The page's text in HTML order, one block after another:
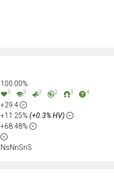
100.00%
3 3 3 2 3 4
+29.4
+11.25% (+0.3% HV)
+68.48%
NsNnSnS